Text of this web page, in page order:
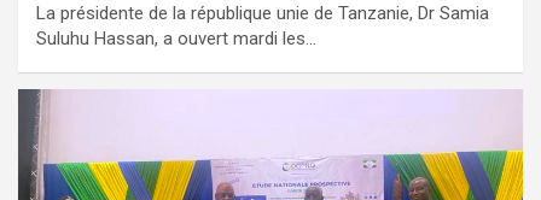
La présidente de la république unie de Tanzanie, Dr Samia
Suluhu Hassan, a ouvert mardi les…